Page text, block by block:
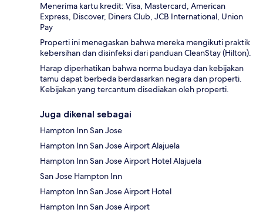
Menerima kartu kredit: Visa, Mastercard, American
Express, Discover, Diners Club, JCB International, Union
Pay
Properti ini menegaskan bahwa mereka mengikuti praktik
kebersihan dan disinfeksi dari panduan CleanStay (Hilton).
Harap diperhatikan bahwa norma budaya dan kebijakan
tamu dapat berbeda berdasarkan negara dan properti.
Kebijakan yang tercantum disediakan oleh properti.
Juga dikenal sebagai
Hampton Inn San Jose
Hampton Inn San Jose Airport Alajuela
Hampton Inn San Jose Airport Hotel Alajuela
San Jose Hampton Inn
Hampton Inn San Jose Airport Hotel
Hampton Inn San Jose Airport